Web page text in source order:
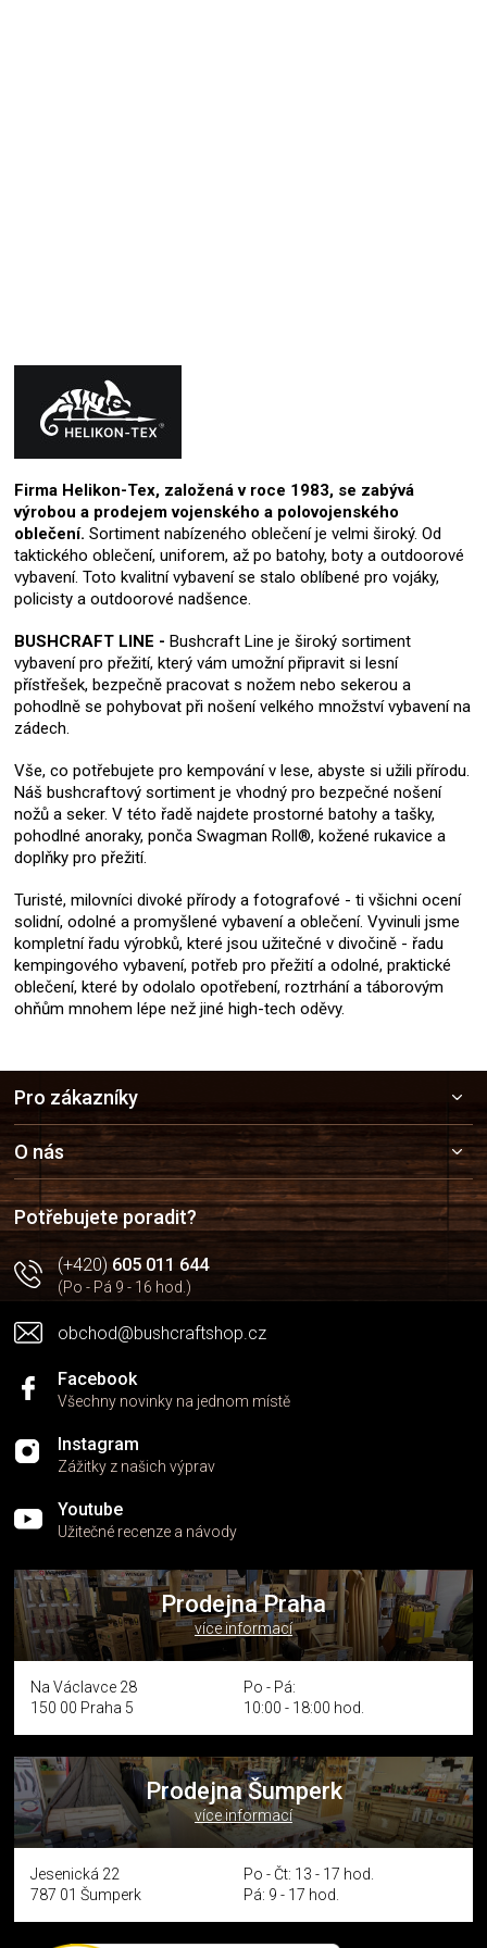
Firma Helikon-Tex, založená v roce 1983, se zabývá
výrobou a prodejem vojenského a polovojenského
oblečení. Sortiment nabízeného oblečení je velmi široký. Od
taktického oblečení, uniforem, až po batohy, boty a outdoorové
vybavení. Toto kvalitní vybavení se stalo oblíbené pro vojáky,
policisty a outdoorové nadšence.
BUSHCRAFT LINE - Bushcraft Line je široký sortiment
vybavení pro přežití, který vám umožní připravit si lesní
přístřešek, bezpečně pracovat s nožem nebo sekerou a
pohodlně se pohybovat při nošení velkého množství vybavení na
zádech.
Vše, co potřebujete pro kempování v lese, abyste si užili přírodu.
Náš bushcraftový sortiment je vhodný pro bezpečné nošení
nožů a seker. V této řadě najdete prostorné batohy a tašky,
pohodlné anoraky, ponča Swagman Roll®, kožené rukavice a
doplňky pro přežití.
Turisté, milovníci divoké přírody a fotografové - ti všichni ocení
solidní, odolné a promyšlené vybavení a oblečení. Vyvinuli jsme
kompletní řadu výrobků, které jsou užitečné v divočině - řadu
kempingového vybavení, potřeb pro přežití a odolné, praktické
oblečení, které by odolalo opotřebení, roztrhání a táborovým
ohňům mnohem lépe než jiné high-tech oděvy.
a
t
í
Pro zákazníky
O nás
Potřebujete poradit?
(+420)605 011 644
(Po - Pá 9 - 16 hod.)
obchod@bushcraftshop.cz
Facebook
Všechny novinky na jednom místě
Instagram
Zážitky z našich výprav
Youtube
Užitečné recenze a návody
Prodejna Praha
více informací
Na Václavce 28
150 00 Praha 5
Po - Pá:
10:00 - 18:00 hod.
Prodejna Šumperk
více informací
Jesenická 22
787 01 Šumperk
Po - Čt: 13 - 17 hod.
Pá: 9 - 17 hod.